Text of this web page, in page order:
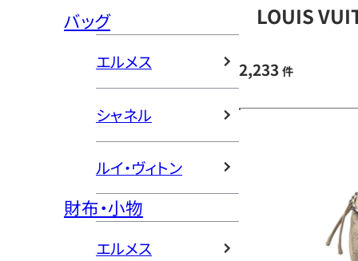
バッグ
エルメス
シャネル
ルイ・ヴィトン
財布・小物
エルメス
LOUIS
2,233 件